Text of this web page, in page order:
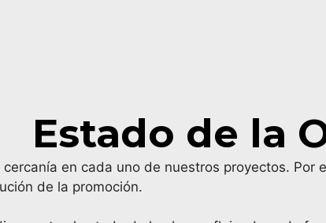
Estado de la
en cada uno de nuestros proyectos.
de la promoción.